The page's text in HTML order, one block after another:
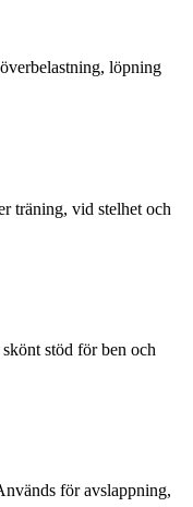
löpning
träning, vid stelhet och
stöd för ben och
för avslappning,